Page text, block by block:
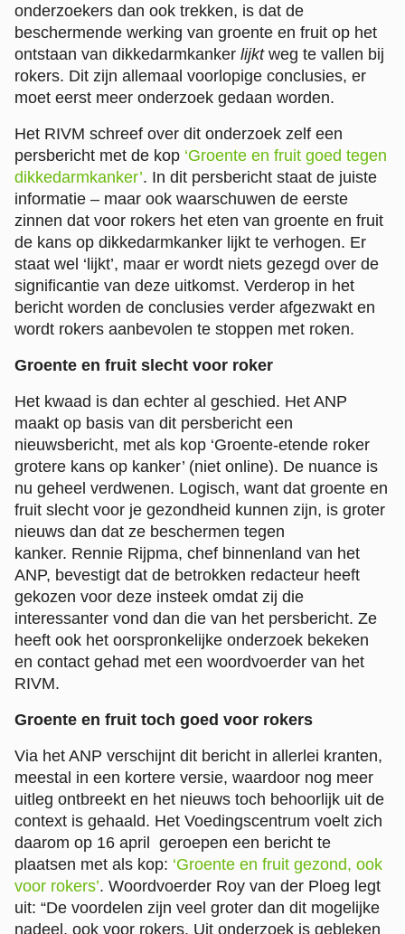
onderzoekers dan ook trekken, is dat de
beschermende werking van groente en fruit op het
ontstaan van dikkedarmkanker lijktweg te vallen bij
rokers. Dit zijn allemaal voorlopige conclusies, er
moet eerst meer onderzoek gedaan worden.
Het RIVM schreef over dit onderzoek zelf een
persbericht met de kop ‘Groente en fruit goed tegen
dikkedarmkanker’. In dit persbericht staat de juiste
informatie – maar ook waarschuwen de eerste
zinnen dat voor rokers het eten van groente en fruit
de kans op dikkedarmkanker lijkt te verhogen. Er
staat wel ‘lijkt’, maar er wordt niets gezegd over de
significantie van deze uitkomst. Verderop in het
bericht worden de conclusies verder afgezwakt en
wordt rokers aanbevolen te stoppen met roken.
Groente en fruit slecht voor roker
Het kwaad is dan echter al geschied. Het ANP
maakt op basis van dit persbericht een
nieuwsbericht, met als kop ‘Groente-etende roker
grotere kans op kanker’ (niet online). De nuance is
nu geheel verdwenen. Logisch, want dat groente en
fruit slecht voor je gezondheid kunnen zijn, is groter
nieuws dan dat ze beschermen tegen
kanker. Rennie Rijpma, chef binnenland van het
ANP, bevestigt dat de betrokken redacteur heeft
gekozen voor deze insteek omdat zij die
interessanter vond dan die van het persbericht. Ze
heeft ook het oorspronkelijke onderzoek bekeken
en contact gehad met een woordvoerder van het
RIVM.
Groente en fruit toch goed voor rokers
Via het ANP verschijnt dit bericht in allerlei kranten,
meestal in een kortere versie, waardoor nog meer
uitleg ontbreekt en het nieuws toch behoorlijk uit de
context is gehaald. Het Voedingscentrum voelt zich
daarom op 16 april geroepen een bericht te
plaatsen met als kop: ‘Groente en fruit gezond, ook
voor rokers’. Woordvoerder Roy van der Ploeg legt
uit: “De voordelen zijn veel groter dan dit mogelijke
nadeel, ook voor rokers. Uit onderzoek is gebleken